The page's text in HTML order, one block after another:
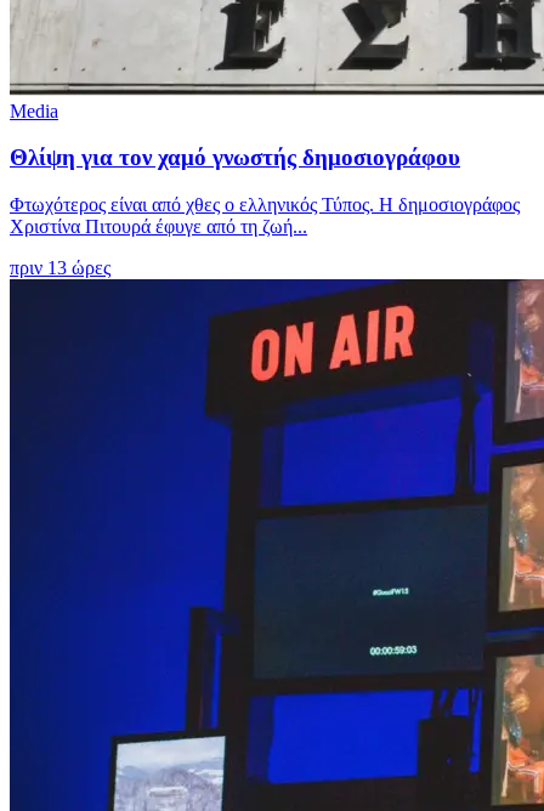
Media
Θλίψη για τον χαμό γνωστής δημοσιογράφου
Φτωχότερος είναι από χθες ο ελληνικός Τύπος. Η δημοσιογράφος
Χριστίνα Πιτουρά έφυγε από τη ζωή...
πριν 13 ώρες